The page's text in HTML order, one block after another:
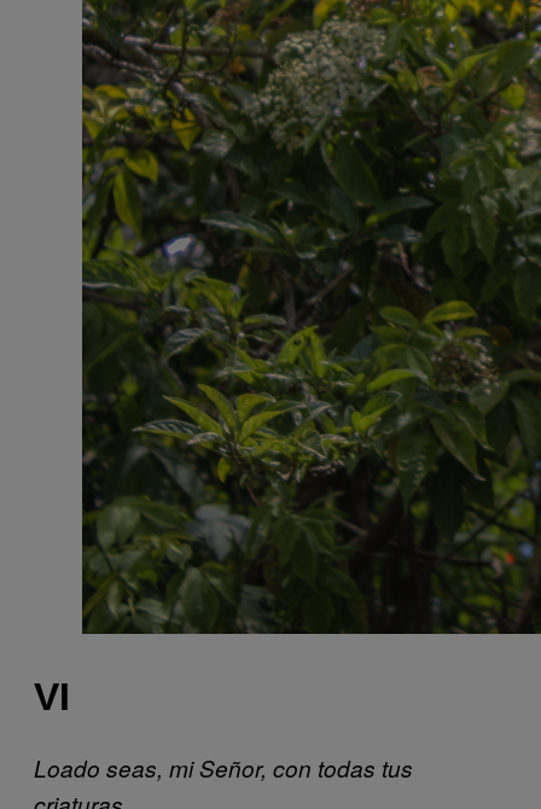
VI
Loado seas, mi Señor, con todas tus